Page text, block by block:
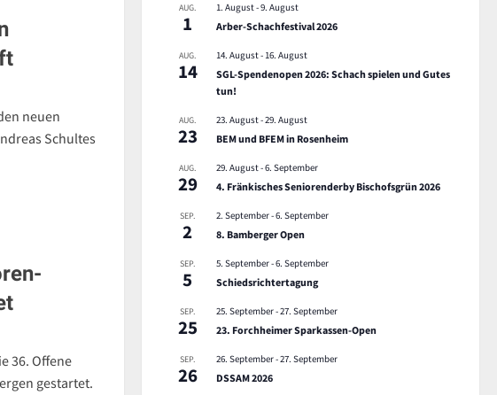
neuen
Schultes
36. Offene
gestartet.
AUG.
1
1. August-9. August
Arber-Schachfestival 2026
AUG.
14
14. August- 16. August
SGL-Spendenopen 2026: Schach spielen und Gutes
tun!
AUG.
23
23. August-29. August
BEM und BFEM in Rosenheim
AUG.
29
29. August-6. September
4. Fränkisches Seniorenderby Bischofsgrün 2026
SEP.
2
2. September-6. September
8. Bamberger Open
SEP.
5
5. September-6. September
Schiedsrichtertagung
SEP.
25
25. September-27. September
23. Forchheimer Sparkassen-Open
SEP.
26
26. September-27. September
DSSAM 2026